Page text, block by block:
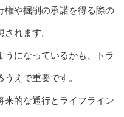
権や掘削の承諾を得る際の
れます。
うになっているかも、トラ
えで重要です。
来的な通行とライフライン